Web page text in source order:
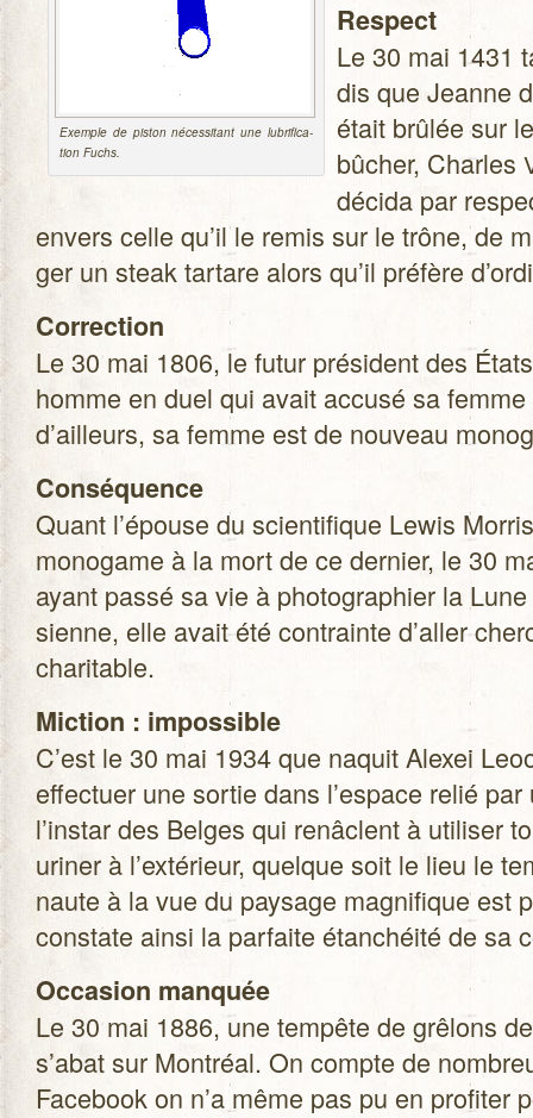
Exemple de pis­ton néces­si­tant une lubri­fi­ca­
tion Fuchs.
Res­pect
Le 30 mai 1431
dis que Jeanne
était brû­lée sur le
bûcher, Charles
décida par
envers celle qu’il le remis sur le trône, de
ger un steak tar­tare alors qu’il pré­fère
Cor­rec­tion
Le 30 mai 1806, le futur pré­sident des
homme en duel qui avait accusé sa
d’ailleurs, sa femme est de nou­veau
Consé­quence
Quant l’épouse du scien­ti­fique Lewis
mono­game à la mort de ce der­nier, le 30
ayant passé sa vie à pho­to­gra­phier la
sienne, elle avait été contrainte d’aller
charitable.
Mic­tion : impos­sible
C’est le 30 mai 1934 que naquit Alexei
effec­tuer une sor­tie dans l’espace relié
l’instar des Belges qui renâclent à uti­li­ser
uri­ner à l’extérieur, quelque soit le lieu le
naute à la vue du pay­sage magni­fique est
constate ainsi la par­faite étan­chéité de sa
Occa­sion man­quée
Le 30 mai 1886, une tem­pête de grê­lons
s’abat sur Mont­réal. On compte de
Face­book on n’a même pas pu en pro­fi­ter